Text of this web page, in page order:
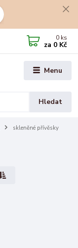
Menu
Hledat
0 ks
za 0 Kč
skleněné přívěsky